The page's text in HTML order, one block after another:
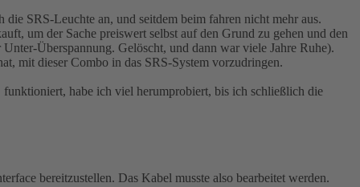
SRS-Leuchte an, und seitdem beim fahren nicht mehr aus.
um der Sache preiswert selbst auf den Grund zu gehen und den
Überspannung. Gelöscht, und dann war viele Jahre Ruhe).
mit dieser Combo in das SRS-System vorzudringen.
habe ich viel herumprobiert, bis ich schließlich die
bereitzustellen. Das Kabel musste also bearbeitet werden.